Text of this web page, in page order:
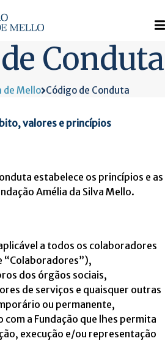
Conduta
de Mello Código de Conduta
valores e princípios
estabelece os princípios e as
Amélia da Silva Mello.
a todos os colaboradores
“Colaboradores”),
dos órgãos sociais,
de serviços e quaisquer outras
ou permanente,
com a Fundação que lhes permita
execução e/ou representação